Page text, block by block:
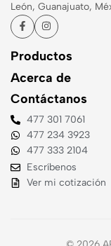
León, Guanajuato,
Productos
Acerca de
Contáctanos
477 301 7061
477 234 3923
477 333 2104
Escríbenos
Ver mi cotización